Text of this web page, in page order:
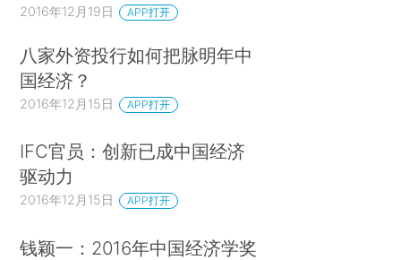
2016年12月19日 APP打开
八家外资投行如何把脉明年中
国经济？
2016年12月15日 APP打开
IFC官员：创新已成中国经济
驱动力
2016年12月15日 APP打开
钱颖一：2016年中国经济学奖